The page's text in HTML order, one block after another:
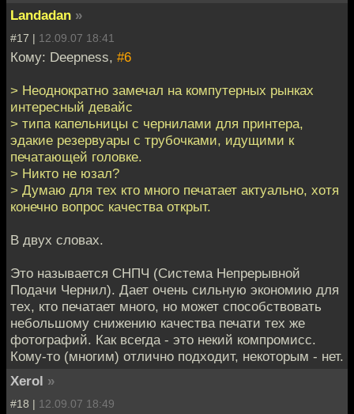
Landadan »
#17 | 12.09.07 18:41
Кому: Deepness, #6
> Неоднократно замечал на компутерных рынках
интересный девайс
> типа капельницы с чернилами для принтера,
эдакие резервуары с трубочками, идущими к
печатающей головке.
> Никто не юзал?
> Думаю для тех кто много печатает актуально, хотя
конечно вопрос качества открыт.
В двух словах.
Это называется СНПЧ (Система Непрерывной
Подачи Чернил). Дает очень сильную экономию для
тех, кто печатает много, но может способствовать
небольшому снижению качества печати тех же
фотографий. Как всегда - это некий компромисс.
Кому-то (многим) отлично подходит, некоторым - нет.
Xerol »
#18 | 12.09.07 18:49